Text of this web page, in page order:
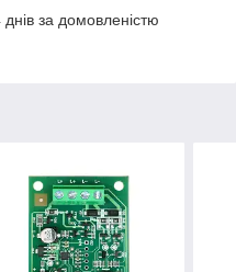
за домовленістю